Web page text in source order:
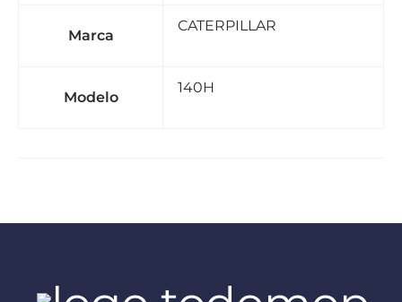
Marca
CATERPILLAR
Modelo
140H